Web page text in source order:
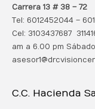
Carrera 13 # 38 – 72
Tel: 6012452044 –
Cel: 3103437687
am a 6.00 pm
C.C. Hacienda